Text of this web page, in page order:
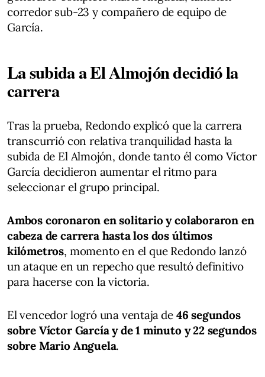
corredor sub-23 y compañero de equipo de
García.
La subida a El Almojón decidió la
carrera
Tras la prueba, Redondo explicó que la carrera
transcurrió con relativa tranquilidad hasta la
subida de El Almojón, donde tanto él como Víctor
García decidieron aumentar el ritmo para
seleccionar el grupo principal.
Ambos coronaron en solitario y colaboraron en
cabeza de carrera hasta los dos últimos
kilómetros, momento en el que Redondo lanzó
un ataque en un repecho que resultó definitivo
para hacerse con la victoria.
El vencedor logró una ventaja de 46 segundos
sobre Víctor García y de 1 minuto y 22 segundos
sobre Mario Anguela.